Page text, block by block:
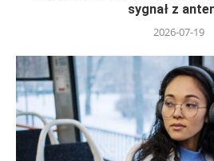
sygnał z
2026-07-19